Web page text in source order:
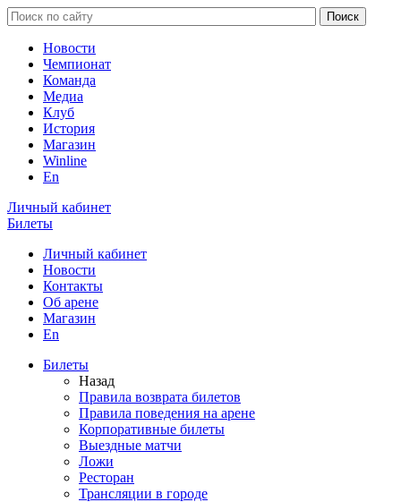
Новости
Чемпионат
Команда
Медиа
Клуб
История
Магазин
Winline
En
Личный кабинет
Билеты
Личный кабинет
Новости
Контакты
Об арене
Магазин
En
Билеты
Назад
Правила возврата билетов
Правила поведения на арене
Корпоративные билеты
Выездные матчи
Ложи
Ресторан
Трансляции в городе